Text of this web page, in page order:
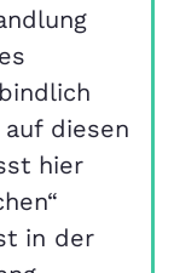
diesen
hier
in der